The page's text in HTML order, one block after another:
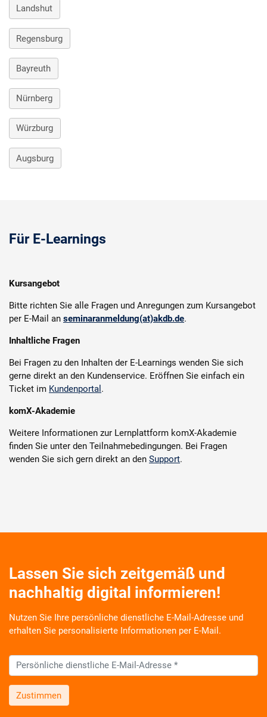
Landshut
Regensburg
Bayreuth
Nürnberg
Würzburg
Augsburg
Für E-Learnings
Kursangebot
Bitte richten Sie alle Fragen und Anregungen zum Kursangebot
per E-Mail an seminaranmeldung(at)akdb.de.
Inhaltliche Fragen
Bei Fragen zu den Inhalten der E-Learnings wenden Sie sich
gerne direkt an den Kundenservice. Eröffnen Sie einfach ein
Ticket im Kundenportal .
komX-Akademie
Weitere Informationen zur Lernplattform komX-Akademie
finden Sie unter den Teilnahmebedingungen. Bei Fragen
wenden Sie sich gern direkt an den Support.
Lassen Sie sich zeitgemäß und
nachhaltig digital informieren!
Nutzen Sie Ihre persönliche dienstliche E-Mail-Adresse und
erhalten Sie personalisierte Informationen per E-Mail.
Zustimmen